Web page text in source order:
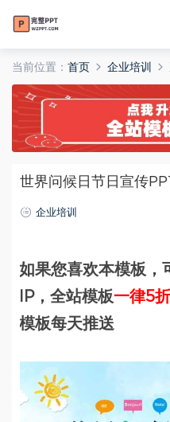
当前位置： 首页 企业培训
世界问候日节日宣传
企业培训
如果您喜欢本模板，
IP，全站模板一律5折
模板每天推送